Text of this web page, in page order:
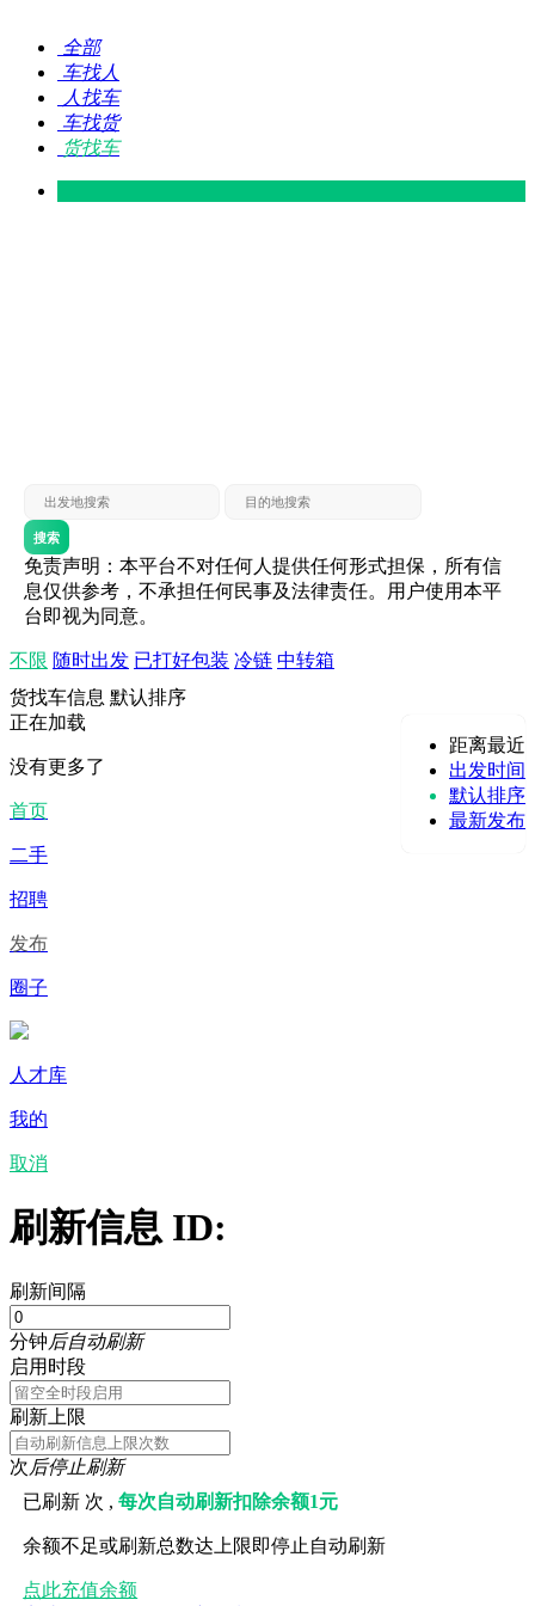
全部
车找人
人找车
车找货
货找车
搜索
免责声明：本平台不对任何人提供任何形式担保，所有信
息仅供参考，不承担任何民事及法律责任。用户使用本平
台即视为同意。
不限 随时出发 已打好包装 冷链 中转箱
货找车信息 默认排序
距离最近
出发时间
默认排序
最新发布
正在加载
没有更多了
首页
二手
招聘
发布
圈子
人才库
我的
取消
刷新信息 ID:
刷新间隔
分钟后自动刷新
启用时段
刷新上限
次后停止刷新
已刷新次 ,每次自动刷新扣除余额1元
余额不足或刷新总数达上限即停止自动刷新
点此充值余额